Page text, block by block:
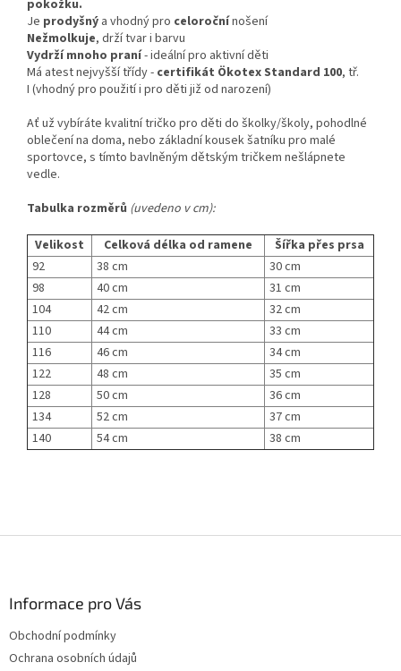
pokožku.
Je prodyšný a vhodný pro celoročnínošení
Nežmolkuje, drží tvar i barvu
Vydrží mnoho praní- ideální pro aktivní děti
Má atest nejvyšší třídy - certifikát Ökotex Standard 100, tř.
I (vhodný pro použití i pro děti již od narození)
Ať už vybíráte kvalitní tričko pro děti do školky/školy, pohodlné
oblečení na doma, nebo základní kousek šatníku pro malé
sportovce, s tímto bavlněným dětským tričkem nešlápnete
vedle.
Tabulka rozměrů (uvedeno v cm):
Velikost Celková délka od ramene
Šířka přes prsa
92
38 cm
30 cm
98
40 cm
31 cm
104
42 cm
32 cm
110
44 cm
33 cm
116
46 cm
34 cm
122
48 cm
35 cm
128
50 cm
36 cm
134
52 cm
37 cm
140
54 cm 38 cm
Informace pro Vás
Obchodní podmínky
Ochrana osobních údajů